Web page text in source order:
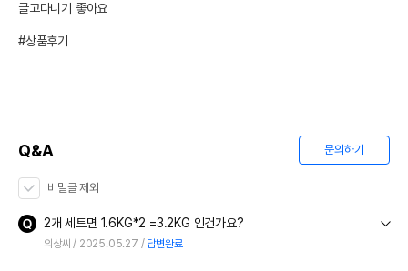
품명 및 모델명
[2개 세트] 하림펫푸드 더리얼 동결건조
법에 의한 인증,허가 등을
받았음을 확인할수 있는
경우 그에 대한 사항
글고다니기 좋아요
#상품후기
Q&A 문의하기
비밀글 제외
2개 세트면 1.6KG*2 =3.2KG 인건가요?
의상씨 2025.05.27 답변완료